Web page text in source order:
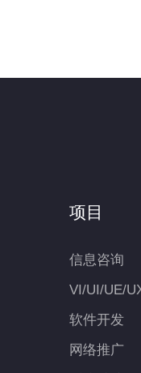
项目
信息咨询
VI/UI/UE/
软件开发
网络推广